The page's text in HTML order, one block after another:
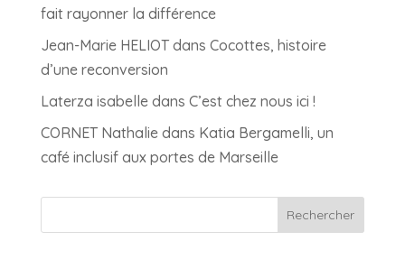
fait rayonner la différence
Jean-Marie HELIOTdans Cocottes, histoire
d’une reconversion
Laterza isabelledans C’est chez nous ici !
CORNET Nathaliedans Katia Bergamelli, un
café inclusif aux portes de Marseille
Rechercher